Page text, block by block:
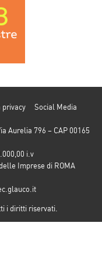
Social Media
Aurelia 796 – CAP 00165
i.v
Imprese di ROMA
i diritti riservati.